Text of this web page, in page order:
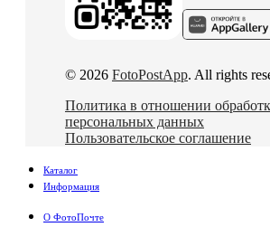
© 2026 FotoPostApp. All rights
Политика в отношении
персональных данных
Пользовательское соглашение
Каталог
Информация
О ФотоПочте